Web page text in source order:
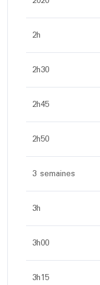
2h
2h30
2h45
2h50
3 semaines
3h
3h00
3h15